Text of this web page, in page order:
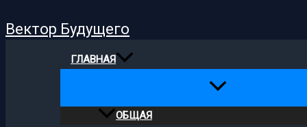
кВектор Будущего
ГЛАВНАЯ
ОБЩАЯ